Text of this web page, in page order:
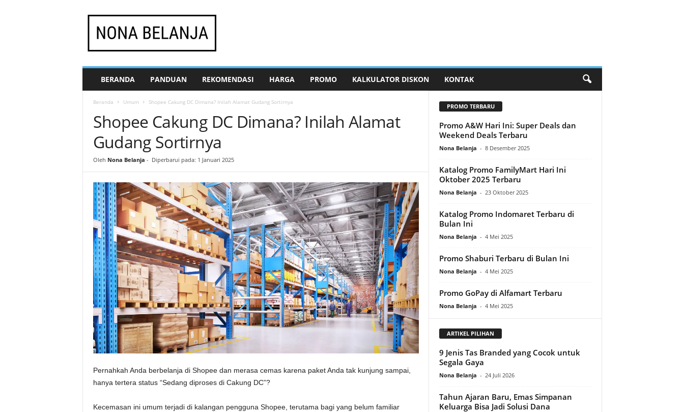
BERANDA PANDUAN REKOMENDASI HARGA PROMO KALKULATOR DISKON KONTAK
Beranda Umum Shopee Cakung DC Dimana? Inilah Alamat Gudang Sortirnya
Shopee Cakung DC Dimana? Inilah Alamat
Gudang Sortirnya
Oleh Nona Belanja - Diperbarui pada: 1 Januari 2025
Pernahkah Anda berbelanja di Shopee dan merasa cemas karena paket Anda tak kunjung sampai,
hanya tertera status “Sedang diproses di Cakung DC”?
Kecemasan ini umum terjadi di kalangan pengguna Shopee, terutama bagi yang belum familiar
PROMO TERBARU
Promo A&W Hari Ini: Super Deals dan
Weekend Deals Terbaru
Nona Belanja - 8 Desember 2025
Katalog Promo FamilyMart Hari Ini
Oktober 2025 Terbaru
Nona Belanja - 23 Oktober 2025
Katalog Promo Indomaret Terbaru di
Bulan Ini
Nona Belanja - 4 Mei 2025
Promo Shaburi Terbaru di Bulan Ini
Nona Belanja - 4 Mei 2025
Promo GoPay di Alfamart Terbaru
Nona Belanja - 4 Mei 2025
ARTIKEL PILIHAN
9 Jenis Tas Branded yang Cocok untuk
Segala Gaya
Nona Belanja - 24 Juli 2026
Tahun Ajaran Baru, Emas Simpanan
Keluarga Bisa Jadi Solusi Dana